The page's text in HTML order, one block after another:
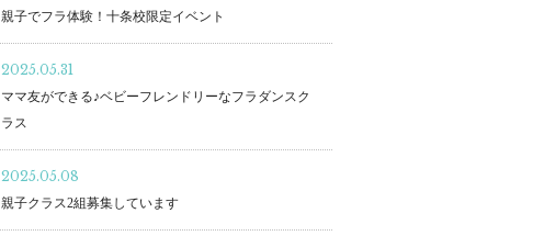
親子でフラ体験！十条校限定イベント
2025.05.31
ママ友ができる♪ベビーフレンドリーなフラダンスク
ラス
2025.05.08
親子クラス2組募集しています